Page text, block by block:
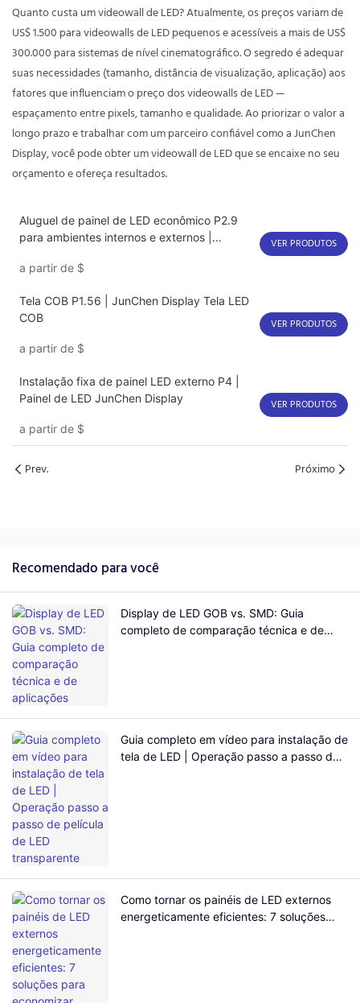
Quanto custa um videowall de LED? Atualmente, os preços variam de
US$ 1.500 para videowalls de LED pequenos e acessíveis a mais de US$
300.000 para sistemas de nível cinematográfico. O segredo é adequar
suas necessidades (tamanho, distância de visualização, aplicação) aos
fatores que influenciam o preço dos videowalls de LED —
espaçamento entre pixels, tamanho e qualidade. Ao priorizar o valor a
longo prazo e trabalhar com um parceiro confiável como a JunChen
Display, você pode obter um videowall de LED que se encaixe no seu
orçamento e ofereça resultados.
Aluguel de painel de LED econômico P2.9
para ambientes internos e externos |
a partir de $
VER PRODUTOS
Tela COB P1.56 | JunChen Display Tela LED
COB
a partir de $
VER PRODUTOS
Instalação fixa de painel LED externo P4 |
Painel de LED JunChen Display
a partir de $
VER PRODUTOS
Prev. Próximo
Recomendado para você
Display de LED GOB vs. SMD: Guia
completo de comparação técnica e de
Guia completo em vídeo para instalação de
tela de LED | Operação passo a passo de
Como tornar os painéis de LED externos
energeticamente eficientes: 7 soluções